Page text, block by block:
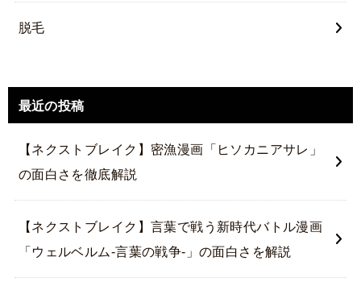
脱毛
最近の投稿
【ネクストブレイク】密漁漫画「ヒソカニアサレ」
の面白さを徹底解説
【ネクストブレイク】言葉で戦う新時代バトル漫画
「ウェルベルム-言葉の戦争-」の面白さを解説